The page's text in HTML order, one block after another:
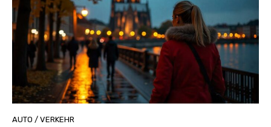
AUTO / VERKEHR